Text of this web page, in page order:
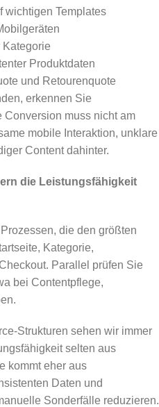
wichtigen Templates
Kategorie
Produktdaten
und Retourenquote
erkennen Sie
Conversion muss nicht am
mobile Interaktion, unklare
Content dahinter.
die Leistungsfähigkeit
die den größten
Kategorie,
Parallel prüfen Sie
bei Contentpflege,
Strukturen sehen wir immer
selten aus
kommt eher aus
Daten und
Sonderfälle reduzieren.